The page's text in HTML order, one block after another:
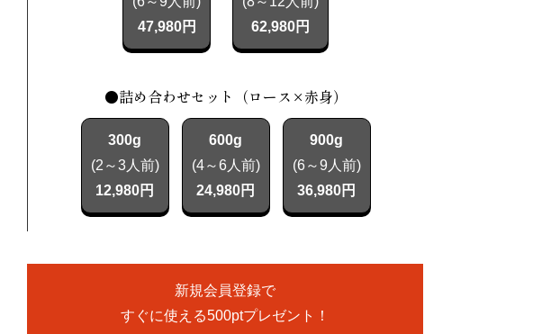
47,980円
62,980円
●詰め合わせセット（ロース×赤身）
300g
(2～3人前)
12,980円
600g
(4～6人前)
24,980円
900g
(6～9人前)
36,980円
新規会員登録で
すぐに使える500ptプレゼント！